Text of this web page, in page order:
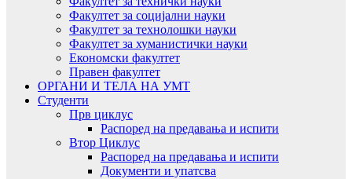
Факултет за социјални науки
Факултет за технолошки науки
Факултет за хуманистички науки
Економски факултет
Правен факултет
ОРГАНИ И ТЕЛА НА УМТ
Студенти
Прв циклус
Распоред на предавањa и испити
Втор Циклус
Распоред на предавањa и испити
Документи и упатсва